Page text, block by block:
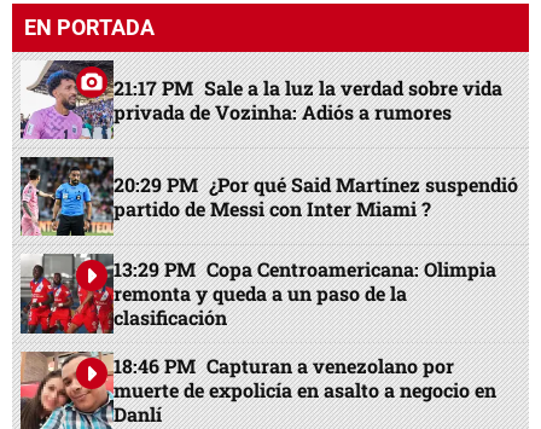
EN PORTADA
21:17 PM Sale a la luz la verdad sobre vida
privada de Vozinha: Adiós a rumores
20:29 PM ¿Por qué Said Martínez suspendió
partido de Messi con Inter Miami ?
13:29 PM Copa Centroamericana: Olimpia
remonta y queda a un paso de la
clasificación
18:46 PM Capturan a venezolano por
muerte de expolicía en asalto a negocio en
Danlí